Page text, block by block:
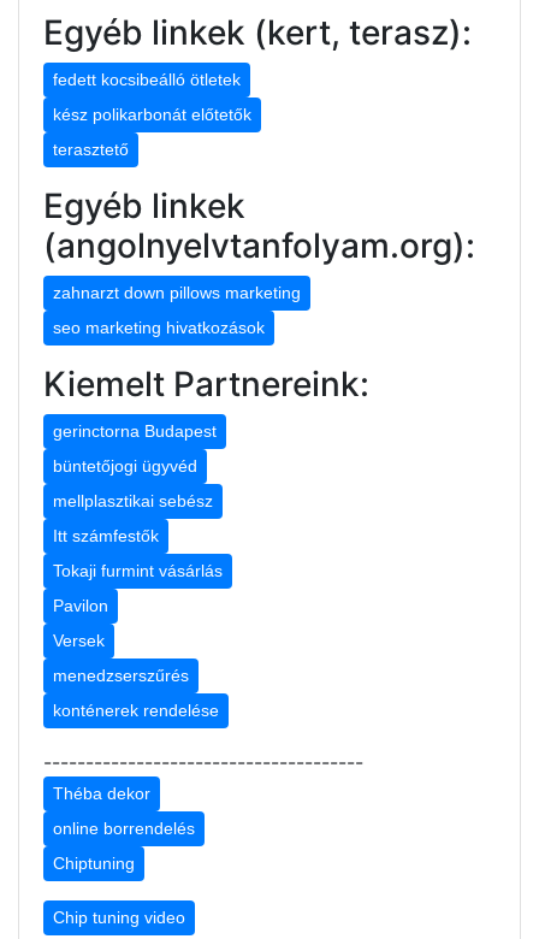
Egyéb linkek (kert, terasz):
fedett kocsibeálló ötletek
kész polikarbonát előtetők
terasztető
Egyéb linkek
(angolnyelvtanfolyam.org):
zahnarzt down pillows marketing
seo marketing hivatkozások
Kiemelt Partnereink:
gerinctorna Budapest
büntetőjogi ügyvéd
mellplasztikai sebész
Itt számfestők
Tokaji furmint vásárlás
Pavilon
Versek
menedzserszűrés
konténerek rendelése
--------------------------------------
Théba dekor
online borrendelés
Chiptuning
Chip tuning video